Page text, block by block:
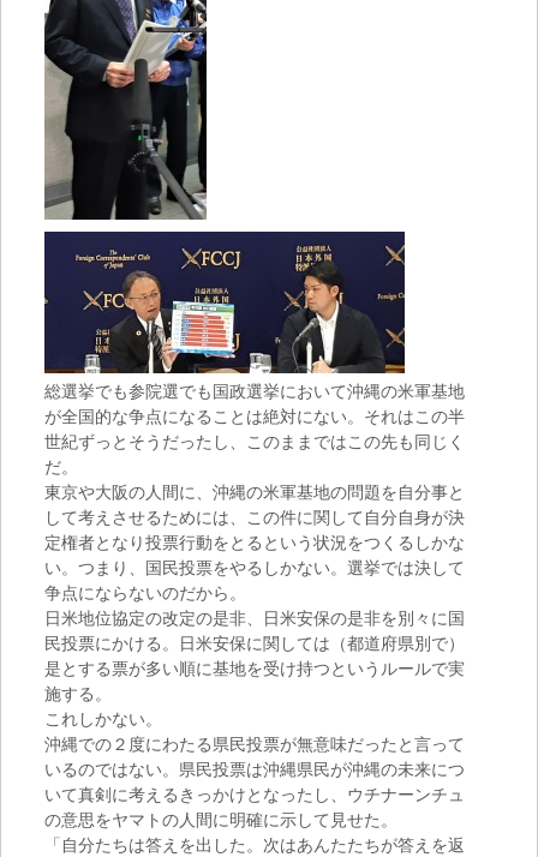
総選挙でも参院選でも国政選挙において沖縄の米軍基地
が全国的な争点になることは絶対にない。それはこの半
世紀ずっとそうだったし、このままではこの先も同じく
だ。
東京や大阪の人間に、沖縄の米軍基地の問題を自分事と
して考えさせるためには、この件に関して自分自身が決
定権者となり投票行動をとるという状況をつくるしかな
い。つまり、国民投票をやるしかない。選挙では決して
争点にならないのだから。
日米地位協定の改定の是非、日米安保の是非を別々に国
民投票にかける。日米安保に関しては（都道府県別で）
是とする票が多い順に基地を受け持つというルールで実
施する。
これしかない。
沖縄での２度にわたる県民投票が無意味だったと言って
いるのではない。県民投票は沖縄県民が沖縄の未来につ
いて真剣に考えるきっかけとなったし、ウチナーンチュ
の意思をヤマトの人間に明確に示して見せた。
「自分たちは答えを出した。次はあんたたちが答えを返